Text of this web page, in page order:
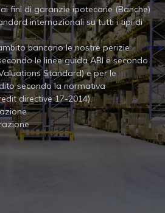
fini di garanzie ipotecarie (Banche)
internazionali su tutti i tipi di
bancario le nostre perizie
le linee guida ABI e secondo
Standard) e per le
secondo la normativa
directive 17-2014).